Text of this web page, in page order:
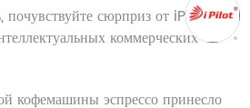
почувствуйте сюрприз от iPilot!
коммерческих
кофемашины эспрессо принесло